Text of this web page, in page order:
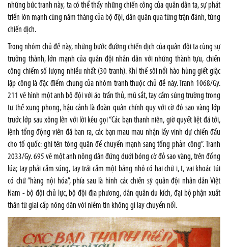
những bức tranh này, ta có thể thấy những chiến công của quân dân ta, sự phát
triển lớn mạnh cùng năm tháng của bộ đội, dân quân qua từng trận đánh, từng
chiến dịch.
Trong nhóm chủ đề này, những bước đường chiến dịch của quân đội ta cùng sự
trưởng thành, lớn mạnh của quân đội nhân dân với những thành tựu, chiến
công chiếm số lượng nhiều nhất (30 tranh). Khí thế sôi nổi hào hùng giết giặc
lập công là đặc điểm chung của nhóm tranh thuộc chủ đề này. Tranh 1068/Gy.
211 vẽ hình một anh bộ đội với áo trấn thủ, mũ sắt, tay cầm súng trường trong
tư thế xung phong, hậu cảnh là đoàn quân chính quy với cờ đỏ sao vàng lớp
trước lớp sau xông lên với lời kêu gọi “Các bạn thanh niên, giờ quyết liệt đã tới,
lệnh tổng động viên đã ban ra, các bạn mau mau nhận lấy vinh dự chiến đấu
cho tổ quốc: ghi tên tòng quân để chuyển mạnh sang tổng phản công”. Tranh
2033/Gy. 695 vẽ một anh nông dân đứng dưới bóng cờ đỏ sao vàng, trên đống
lúa; tay phải cầm súng, tay trái cầm một bảng nhỏ có hai chữ i, t, vai khoác túi
có chữ “hàng nội hóa”, phía sau là hình các chiến sỹ quân đội nhân dân Việt
Nam - bộ đội chủ lực, bộ đội địa phương, dân quân du kích, đại bộ phận xuất
thân từ giai cấp nông dân với niềm tin không gì lay chuyển nổi.